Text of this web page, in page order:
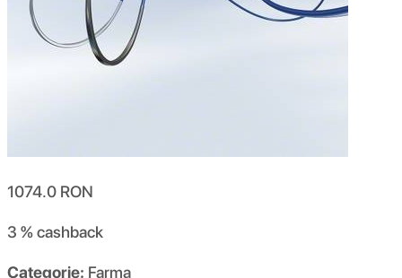
1074.0 RON
3 %cashback
Categorie: Farma